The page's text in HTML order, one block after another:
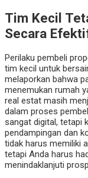
Tim Kecil
Secara
Perilaku pembeli
tim kecil untuk
melaporkan bahwa
menemukan rumah
real estat masih
dalam proses
sangat digital, tetapi
pendampingan dan
tidak harus memiliki
tetapi Anda harus
menindaklanjuti